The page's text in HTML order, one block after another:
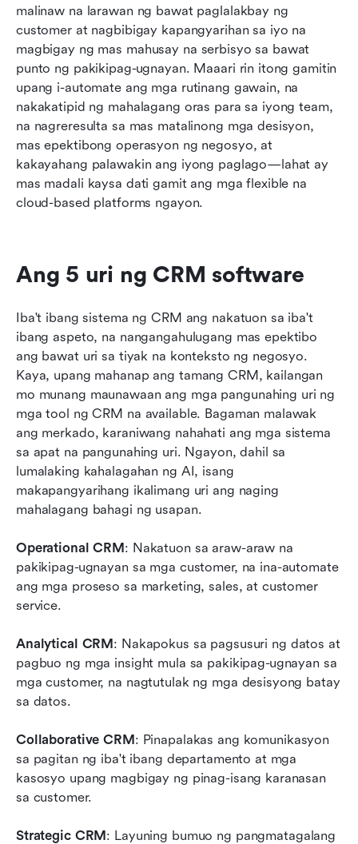
malinaw na larawan ng bawat paglalakbay ng
customer at nagbibigay kapangyarihan sa iyo na
magbigay ng mas mahusay na serbisyo sa bawat
punto ng pakikipag-ugnayan. Maaari rin itong gamitin
upang i-automate ang mga rutinang gawain, na
nakakatipid ng mahalagang oras para sa iyong team,
na nagreresulta sa mas matalinong mga desisyon,
mas epektibong operasyon ng negosyo, at
kakayahang palawakin ang iyong paglago—lahat ay
mas madali kaysa dati gamit ang mga flexible na
cloud-based platforms ngayon.
Ang 5 uri ng CRM software
Iba't ibang sistema ng CRM ang nakatuon sa iba't
ibang aspeto, na nangangahulugang mas epektibo
ang bawat uri sa tiyak na konteksto ng negosyo.
Kaya, upang mahanap ang tamang CRM, kailangan
mo munang maunawaan ang mga pangunahing uri ng
mga tool ng CRM na available. Bagaman malawak
ang merkado, karaniwang nahahati ang mga sistema
sa apat na pangunahing uri. Ngayon, dahil sa
lumalaking kahalagahan ng AI, isang
makapangyarihang ikalimang uri ang naging
mahalagang bahagi ng usapan.
Operational CRM: Nakatuon sa araw-araw na
pakikipag-ugnayan sa mga customer, na ina-automate
ang mga proseso sa marketing, sales, at customer
service.
Analytical CRM: Nakapokus sa pagsusuri ng datos at
pagbuo ng mga insight mula sa pakikipag-ugnayan sa
mga customer, na nagtutulak ng mga desisyong batay
sa datos.
Collaborative CRM: Pinapalakas ang komunikasyon
sa pagitan ng iba't ibang departamento at mga
kasosyo upang magbigay ng pinag-isang karanasan
sa customer.
Strategic CRM: Layuning bumuo ng pangmatagalang